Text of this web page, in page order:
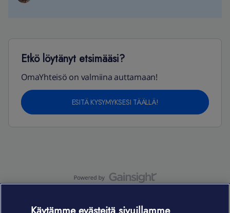
Etkö löytänyt etsimääsi?
OmaYhteisö on valmiina auttamaan!
ESITÄ KYSYMYKSESI TÄÄLLÄ!